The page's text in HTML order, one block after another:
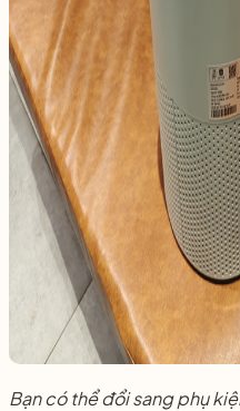
Bạn có thể đổi sang phụ